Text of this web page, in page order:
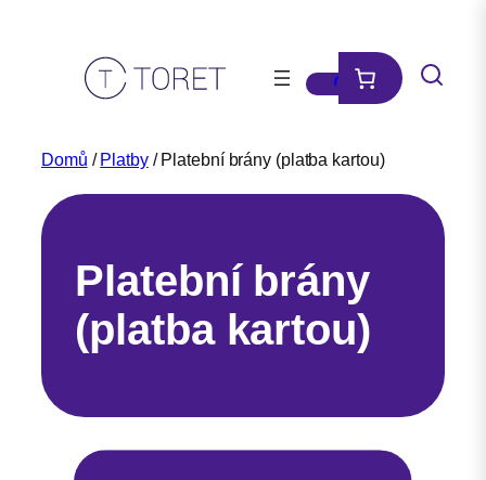
Domů / Platby/ Platební brány (platba kartou)
Platební brány
(platba kartou)